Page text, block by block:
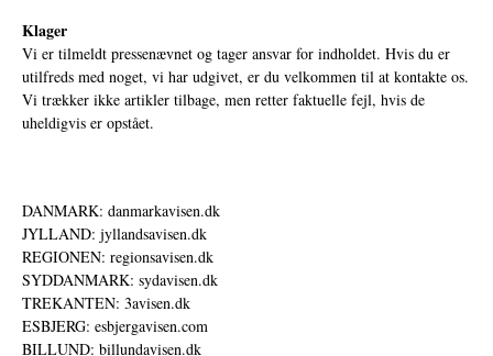
Klager
Vi er tilmeldt pressenævnet og tager ansvar for indholdet. Hvis du er
utilfreds med noget, vi har udgivet, er du velkommen til at kontakte os.
Vi trækker ikke artikler tilbage, men retter faktuelle fejl, hvis de
uheldigvis er opstået.
DANMARK: danmarkavisen.dk
JYLLAND: jyllandsavisen.dk
REGIONEN: regionsavisen.dk
SYDDANMARK: sydavisen.dk
TREKANTEN: 3avisen.dk
ESBJERG: esbjergavisen.com
BILLUND: billundavisen.dk